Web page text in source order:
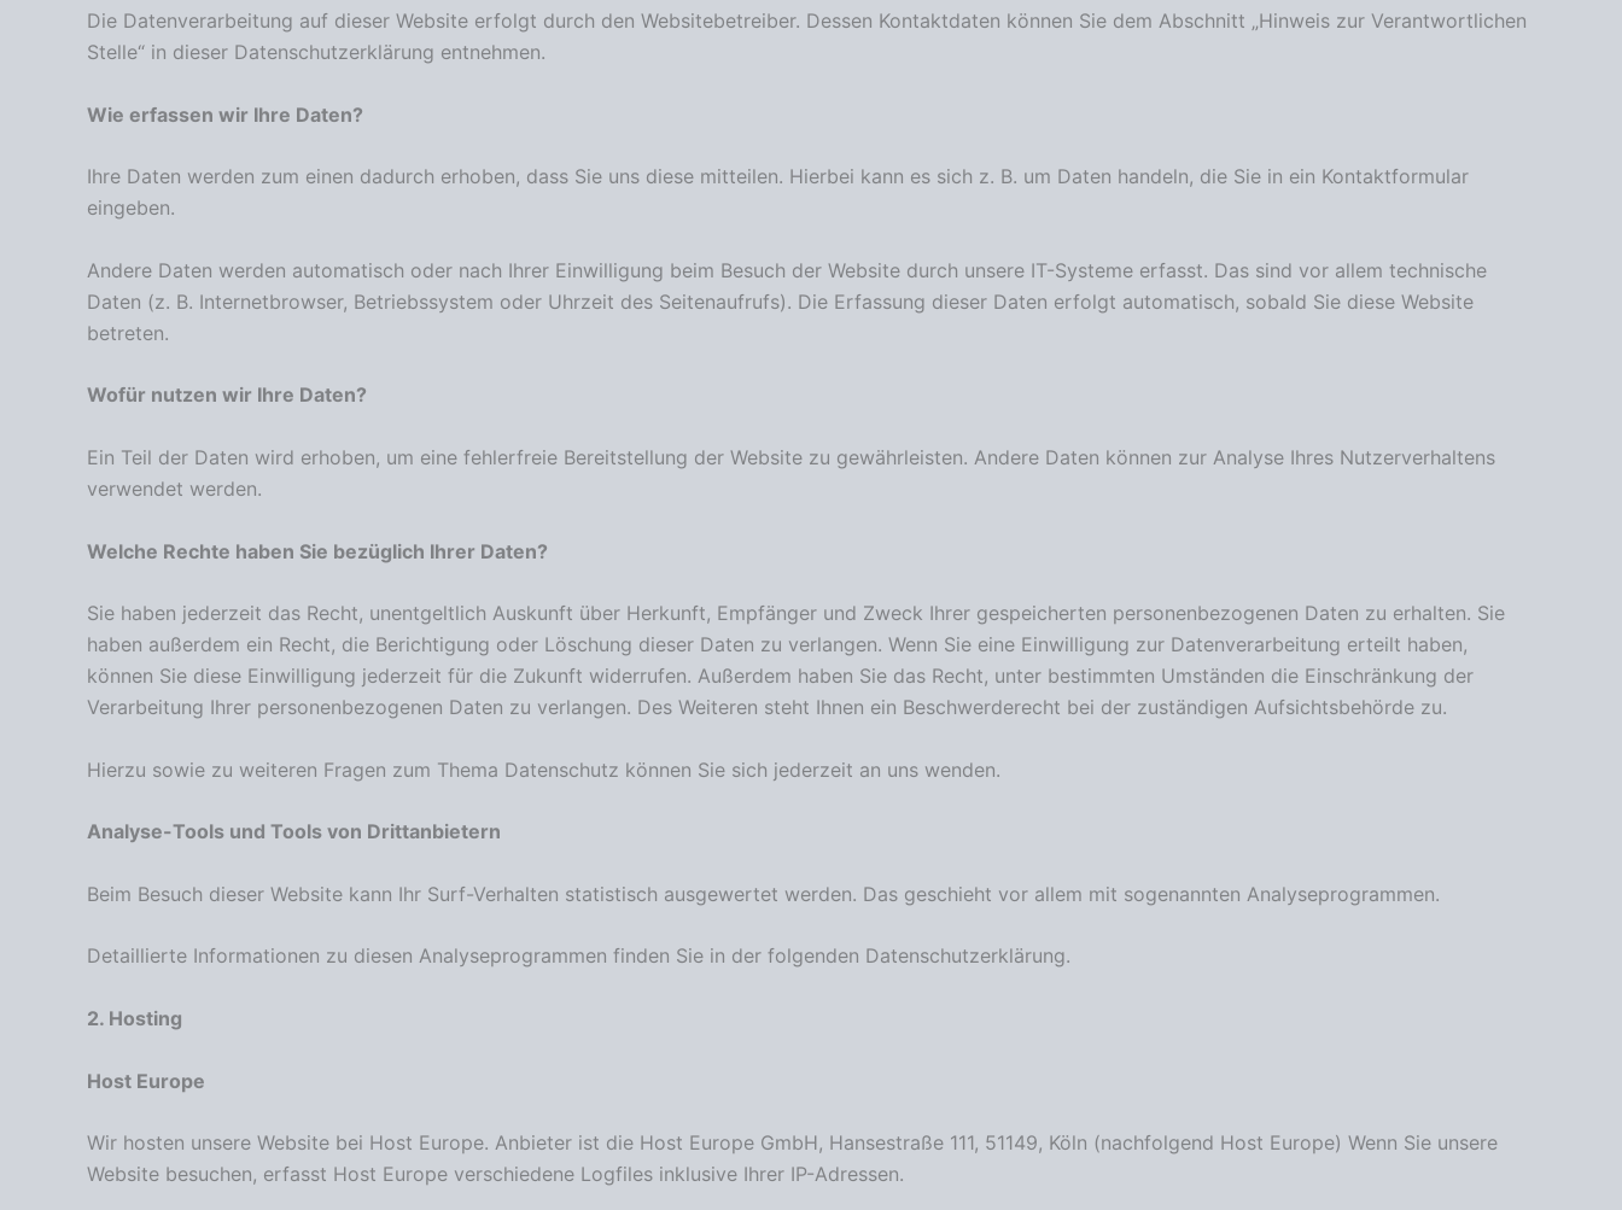
Die Datenverarbeitung auf dieser Website erfolgt durch den Websitebetreiber. Dessen Kontaktdaten können Sie dem Abschnitt „Hinweis zur Verantwortlichen
Stelle“ in dieser Datenschutzerklärung entnehmen.
Wie erfassen wir Ihre Daten?
Ihre Daten werden zum einen dadurch erhoben, dass Sie uns diese mitteilen. Hierbei kann es sich z. B. um Daten handeln, die Sie in ein Kontaktformular
eingeben.
Andere Daten werden automatisch oder nach Ihrer Einwilligung beim Besuch der Website durch unsere IT-Systeme erfasst. Das sind vor allem technische
Daten (z. B. Internetbrowser, Betriebssystem oder Uhrzeit des Seitenaufrufs). Die Erfassung dieser Daten erfolgt automatisch, sobald Sie diese Website
betreten.
Wofür nutzen wir Ihre Daten?
Ein Teil der Daten wird erhoben, um eine fehlerfreie Bereitstellung der Website zu gewährleisten. Andere Daten können zur Analyse Ihres Nutzerverhaltens
verwendet werden.
Welche Rechte haben Sie bezüglich Ihrer Daten?
Sie haben jederzeit das Recht, unentgeltlich Auskunft über Herkunft, Empfänger und Zweck Ihrer gespeicherten personenbezogenen Daten zu erhalten. Sie
haben außerdem ein Recht, die Berichtigung oder Löschung dieser Daten zu verlangen. Wenn Sie eine Einwilligung zur Datenverarbeitung erteilt haben,
können Sie diese Einwilligung jederzeit für die Zukunft widerrufen. Außerdem haben Sie das Recht, unter bestimmten Umständen die Einschränkung der
Verarbeitung Ihrer personenbezogenen Daten zu verlangen. Des Weiteren steht Ihnen ein Beschwerderecht bei der zuständigen Aufsichtsbehörde zu.
Hierzu sowie zu weiteren Fragen zum Thema Datenschutz können Sie sich jederzeit an uns wenden.
Analyse-Tools und Tools von Dritt­anbietern
Beim Besuch dieser Website kann Ihr Surf-Verhalten statistisch ausgewertet werden. Das geschieht vor allem mit sogenannten Analyseprogrammen.
Detaillierte Informationen zu diesen Analyseprogrammen finden Sie in der folgenden Datenschutzerklärung.
2. Hosting
Host Europe
Wir hosten unsere Website bei Host Europe. Anbieter ist die Host Europe GmbH, Hansestraße 111, 51149, Köln (nachfolgend Host Europe) Wenn Sie unsere
Website besuchen, erfasst Host Europe verschiedene Logfiles inklusive Ihrer IP-Adressen.